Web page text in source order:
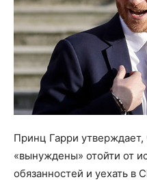
Принц Гарри
«вынуждены» отойти от
обязанностей и уехать в